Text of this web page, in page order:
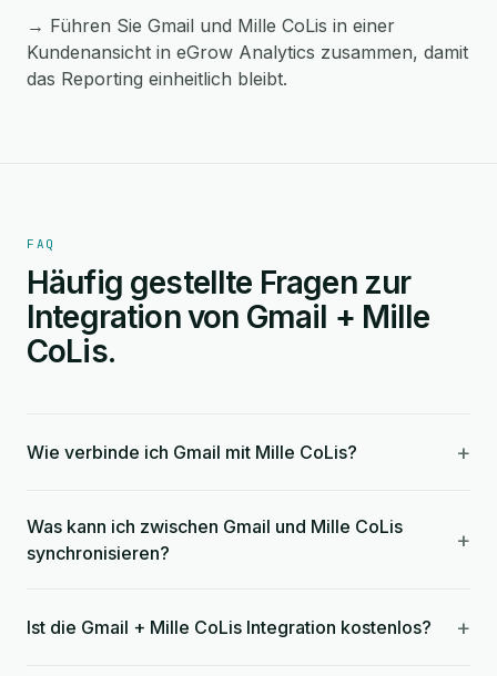
→ Führen Sie Gmail und Mille CoLis in einer
Kundenansicht in eGrow Analytics zusammen, damit
das Reporting einheitlich bleibt.
FAQ
Häufig gestellte Fragen zur
Integration von Gmail + Mille
CoLis.
Wie verbinde ich Gmail mit Mille CoLis? +
Was kann ich zwischen Gmail und Mille CoLis
synchronisieren?
+
Ist die Gmail + Mille CoLis Integration kostenlos? +